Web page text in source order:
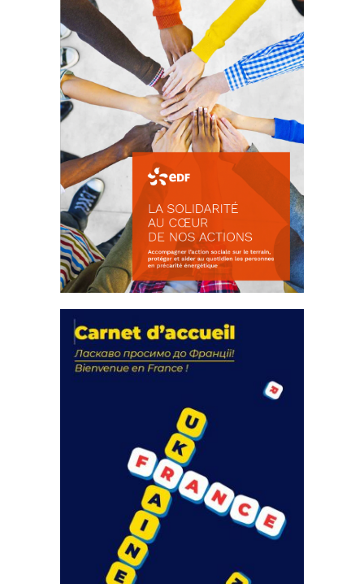
FEUILLETER
actions
18 septembre 2023
FEUILLETER